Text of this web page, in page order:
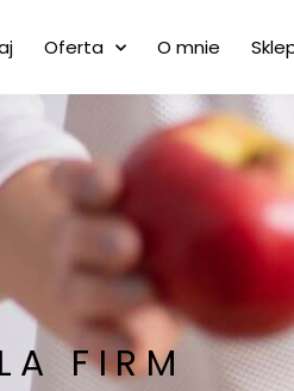
Oferta O mnie
FIRM